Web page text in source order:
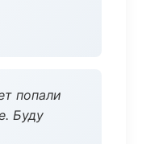
попали
Буду